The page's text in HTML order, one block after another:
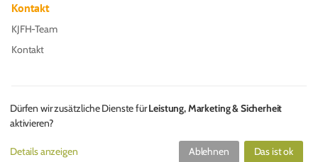
Kontakt
KJFH-Team
Kontakt
© 2013 – 2026 Kinder-, Jugend- und Familienhilfe e. V. – made with
in Billerbeck
Dürfen wir zusätzliche Dienste fürLeistung, Marketing & Sicherheit
aktivieren?
Details anzeigen Ablehnen Das ist ok